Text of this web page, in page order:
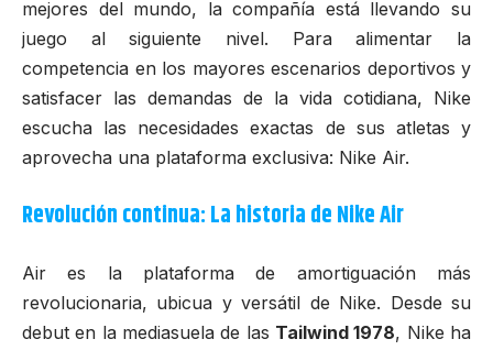
mejores del mundo, la compañía está llevando su
juego al siguiente nivel. Para alimentar la
competencia en los mayores escenarios deportivos y
satisfacer las demandas de la vida cotidiana, Nike
escucha las necesidades exactas de sus atletas y
aprovecha una plataforma exclusiva: Nike Air.
Revolución continua: La historia de Nike Air
Air es la plataforma de amortiguación más
revolucionaria, ubicua y versátil de Nike. Desde su
debut en la mediasuela de las Tailwind 1978, Nike ha